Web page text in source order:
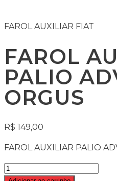
FAROL AUXILIAR FIAT
FAROL
PALIO
ORGUS
R$ 149,00
FAROL AUXILIAR PALIO